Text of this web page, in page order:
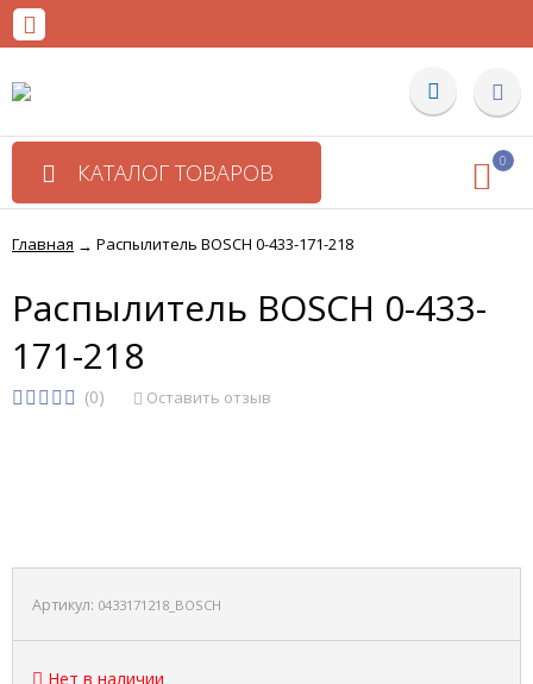
КАТАЛОГ ТОВАРОВ 0
Главная → Распылитель BOSCH 0-433-171-218
Распылитель BOSCH 0-433-
171-218
(0) Оставить отзыв
Артикул: 0433171218_BOSCH
Нет в наличии